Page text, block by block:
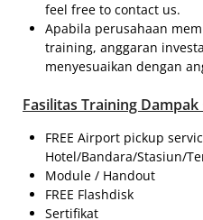
feel free to contact us.
Apabila perusahaan
training, anggaran
menyesuaikan dengan
Fasilitas Training Dampak
FREE Airport pickup
Hotel/Bandara/Stasiun/
Module / Handout
FREE Flashdisk
Sertifikat